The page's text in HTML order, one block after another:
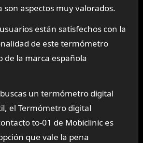
aspectos muy valorados.
están satisfechos con la
de este termómetro
de la marca española
un termómetro digital
el Termómetro digital
to-01 de Mobiclinic es
que vale la pena